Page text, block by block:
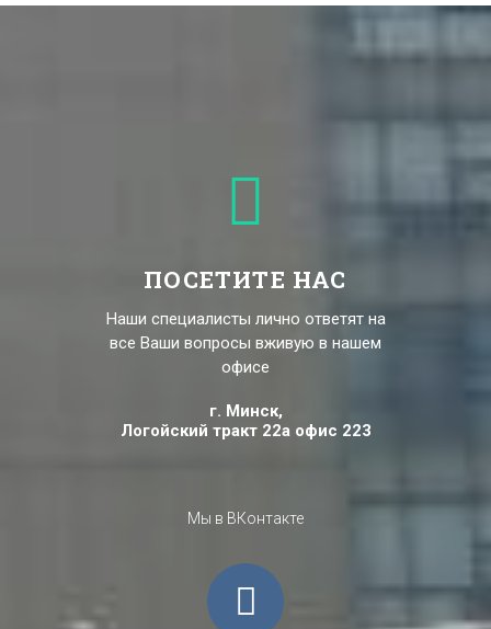
ПОСЕТИТЕ НАС
Наши специалисты лично ответят на
все Ваши вопросы вживую в нашем
офисе
г. Минск,
Логойский тракт 22а офис 223
Мы в ВКонтакте